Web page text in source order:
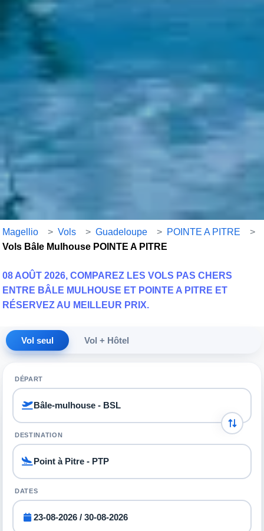
Magellio > Vols > Guadeloupe > POINTE A PITRE
>
Vols Bâle Mulhouse POINTE A PITRE
08 AOÛT 2026, COMPAREZ LES VOLS PAS CHERS
ENTRE BÂLE MULHOUSE ET POINTE A PITRE ET
RÉSERVEZ AU MEILLEUR PRIX.
Vol seul Vol + Hôtel
DÉPART
DESTINATION
DATES